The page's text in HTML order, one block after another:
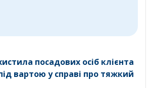
посадових осіб клієнта
вартою у справі про тяжкий